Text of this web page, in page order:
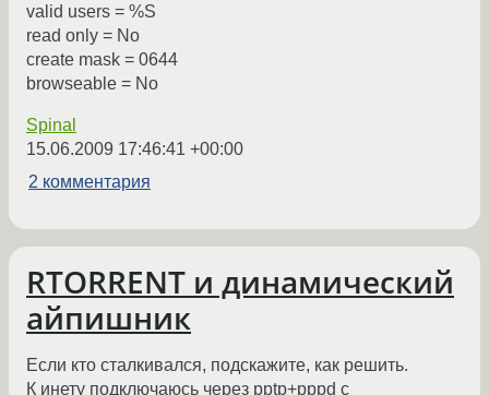
valid users = %S
read only = No
create mask = 0644
browseable = No
Spinal
15.06.2009 17:46:41 +00:00
2 комментария
RTORRENT и динамический
айпишник
Если кто сталкивался, подскажите, как решить.
К инету подключаюсь через pptp+pppd с